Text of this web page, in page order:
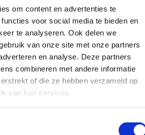
om content en advertenties te
voor social media te bieden en
te analyseren. Ook delen we
van onze site met onze partners
en analyse. Deze partners
combineren met andere informatie
of die ze hebben verzameld op
van hun services.
werk in uitvoering
met de allereerste thema-avond: